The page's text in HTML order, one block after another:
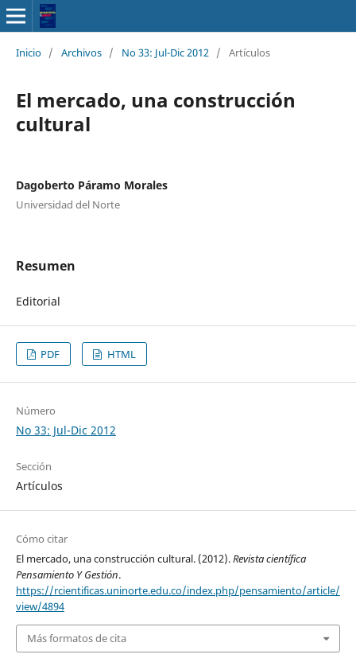
Inicio / Archivos / No 33: Jul-Dic 2012 / Artículos
El mercado, una construcción
cultural
Dagoberto Páramo Morales
Universidad del Norte
Resumen
Editorial
PDF HTML
Número
No 33: Jul-Dic 2012
Sección
Artículos
Cómo citar
El mercado, una construcción cultural. (2012).Revista científica
Pensamiento Y Gestión.
https://rcientificas.uninorte.edu.co/index.php/pensamiento/article/
view/4894
Más formatos de cita